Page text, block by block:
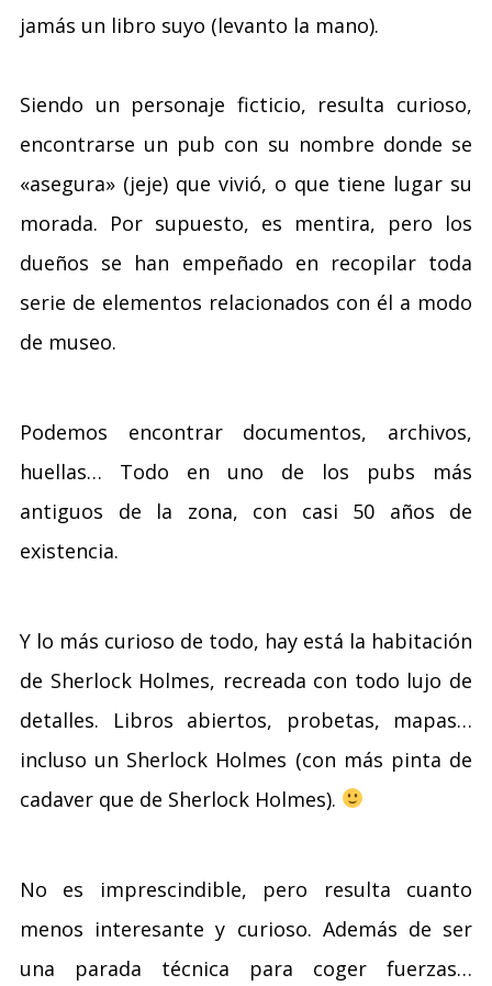
jamás un libro suyo (levanto la mano).
Siendo un personaje ficticio, resulta curioso,
encontrarse un pub con su nombre donde se
«asegura» (jeje) que vivió, o que tiene lugar su
morada. Por supuesto, es mentira, pero los
dueños se han empeñado en recopilar toda
serie de elementos relacionados con él a modo
de museo.
Podemos encontrar documentos, archivos,
huellas… Todo en uno de los pubs más
antiguos de la zona, con casi 50 años de
existencia.
Y lo más curioso de todo, hay está la habitación
de Sherlock Holmes, recreada con todo lujo de
detalles. Libros abiertos, probetas, mapas…
incluso un Sherlock Holmes (con más pinta de
cadaver que de Sherlock Holmes).
No es imprescindible, pero resulta cuanto
menos interesante y curioso. Además de ser
una parada técnica para coger fuerzas…